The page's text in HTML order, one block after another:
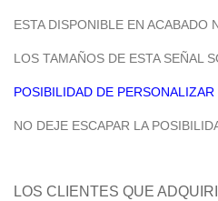
ESTA DISPONIBLE EN ACABADO
LOS TAMAÑOS DE ESTA SEÑAL
POSIBILIDAD DE
NO DEJE ESCAPAR LA
LOS CLIENTES QUE